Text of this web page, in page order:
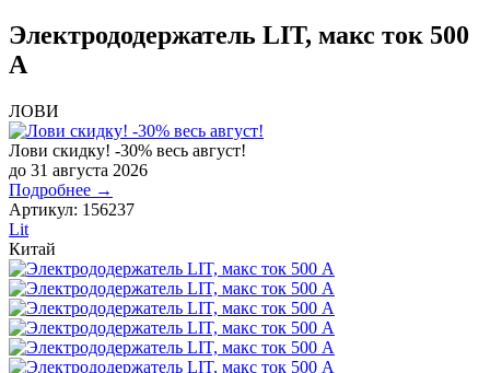
Электрододержатель LIT, макс ток 500
А
ЛОВИ
Лови скидку! -30% весь август!
до 31 августа 2026
Подробнее →
Артикул: 156237
Lit
Китай